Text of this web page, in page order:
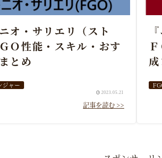
オ・サリエリ（スト
Ｏ性能・スキル・おす
とめ
2023.05.21
ジャー